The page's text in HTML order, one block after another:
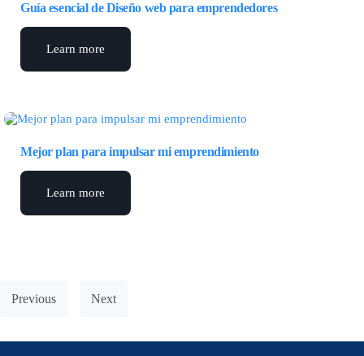
Guía esencial de Diseño web para emprendedores
Learn more
Mejor plan para impulsar mi emprendimiento
Learn more
Previous Next